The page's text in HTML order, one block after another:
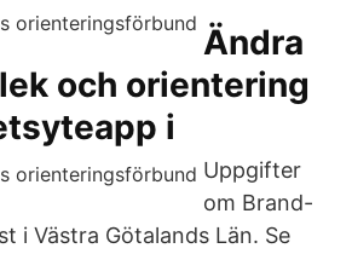
Ändra
och orientering
i
Uppgifter
om Brand-
i Västra Götalands Län. Se